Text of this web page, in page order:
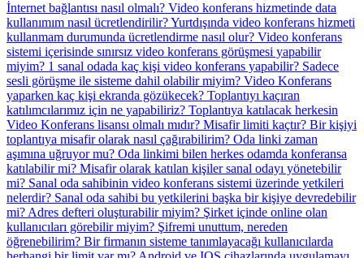
İnternet bağlantısı nasıl olmalı? Video konferans hizmetinde data
kullanımım nasıl ücretlendirilir?Yurtdışında video konferans hizmeti
kullanmam durumunda ücretlendirme nasıl olur? Video konferans
sistemi içerisinde sınırsız video konferans görüşmesi yapabilir
miyim? 1 sanal odada kaç kişi video konferans yapabilir? Sadece
sesli görüşme ile sisteme dahil olabilir miyim? Video Konferans
yaparken kaç kişi ekranda gözükecek? Toplantıyı kaçıran
katılımcılarımız için ne yapabiliriz? Toplantıya katılacak herkesin
Video Konferans lisansı olmalı mıdır? Misafir limiti kaçtır? Bir kişiyi
toplantıya misafir olarak nasıl çağırabilirim? Oda linki zaman
aşımına uğruyor mu? Oda linkimi bilen herkes odamda konferansa
katılabilir mi? Misafir olarak katılan kişiler sanal odayı yönetebilir
mi? Sanal oda sahibinin video konferans sistemi üzerinde yetkileri
nelerdir? Sanal oda sahibi bu yetkilerini başka bir kişiye devredebilir
mi? Adres defteri oluşturabilir miyim? Şirket içinde online olan
kullanıcıları görebilir miyim? Şifremi unuttum, nereden
öğrenebilirim? Bir firmanın sisteme tanımlayacağı kullanıcılarda